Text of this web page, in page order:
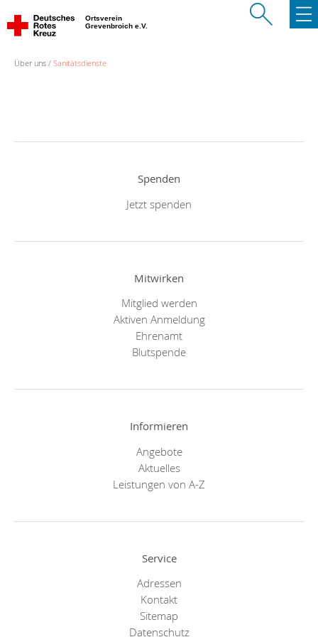
Ortsverein
Grevenbroich e.V.
Über uns Sanitätsdienste
Spenden
Jetzt spenden
Mitwirken
Mitglied werden
Aktiven Anmeldung
Ehrenamt
Blutspende
Informieren
Angebote
Aktuelles
Leistungen von A-Z
Service
Adressen
Kontakt
Sitemap
Datenschutz